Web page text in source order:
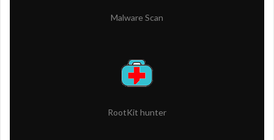
Malware Scan
RootKit hunter